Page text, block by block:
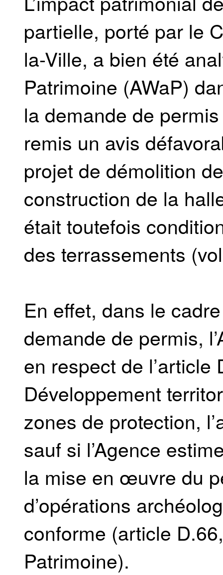
partielle, porté par le
la-Ville, a bien été
Patrimoine (AWaP)
la demande de permis
remis un avis
projet de démolition
construction de la
était toutefois
des terrassements
En effet, dans le
demande de permis,
en respect de
Développement
zones de protection,
sauf si l’Agence
la mise en œuvre du
d’opérations
conforme (article
Patrimoine).